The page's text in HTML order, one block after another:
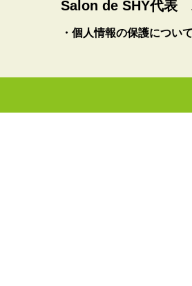
Salon de SHY代表
・個人情報の保護につい